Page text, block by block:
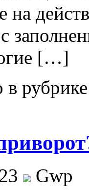
на
[…]
в
Gwp